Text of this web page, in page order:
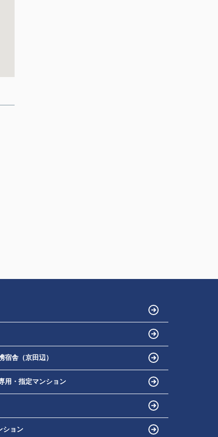
宿舎（京田辺）
用・指定マンション
ション